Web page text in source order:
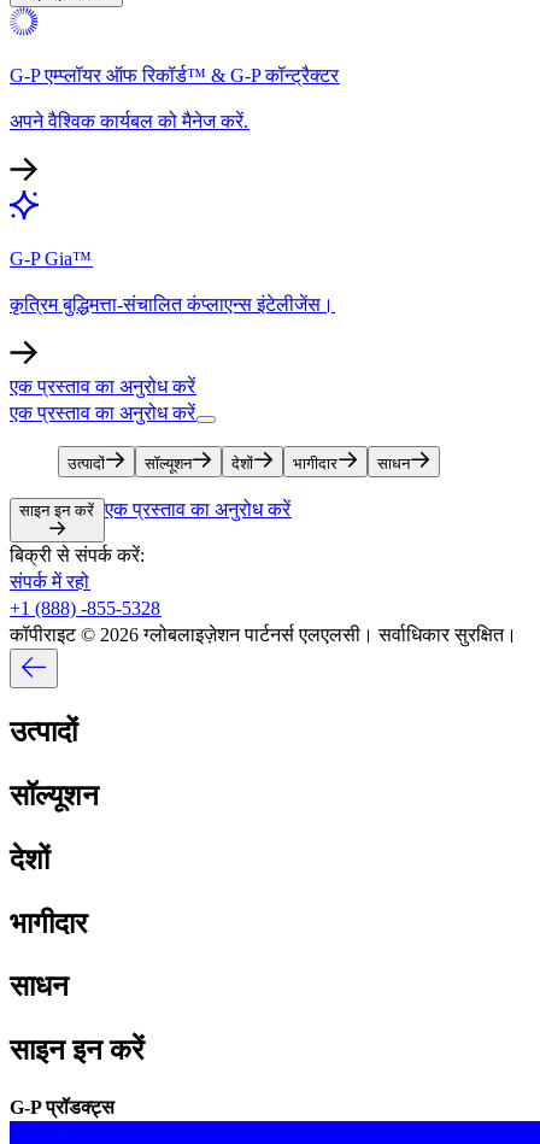
G-P एम्प्लॉयर ऑफ रिकॉर्ड™ & G-P कॉन्ट्रैक्टर​​
अपने वैश्विक कार्यबल को मैनेज करें.​​
G-P Gia™​​
कृत्रिम बुद्धिमत्ता-संचालित कंप्लाएन्स इंटेलीजेंस।​​
एक प्रस्ताव का अनुरोध करें​​
एक प्रस्ताव का अनुरोध करें​​
उत्पादों​​ सॉल्यूशन​​ देशों​​ भागीदार​​ साधन​​
साइन इन करें​​ एक प्रस्ताव का अनुरोध करें​​
बिक्री से संपर्क करें:​​
संपर्क में रहो​​
+1 (888) -855-5328​​
कॉपीराइट © 2026 ग्लोबलाइज़ेशन पार्टनर्स एलएलसी। सर्वाधिकार सुरक्षित।​​
उत्पादों​​
सॉल्यूशन​​
देशों​​
भागीदार​​
साधन​​
साइन इन करें​​
G-P प्रॉडक्ट्स​​